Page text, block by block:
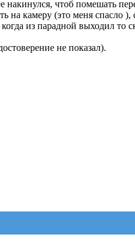
чтоб помешать
на камеру (это меня спасло
из парадной выходил то
не показал).